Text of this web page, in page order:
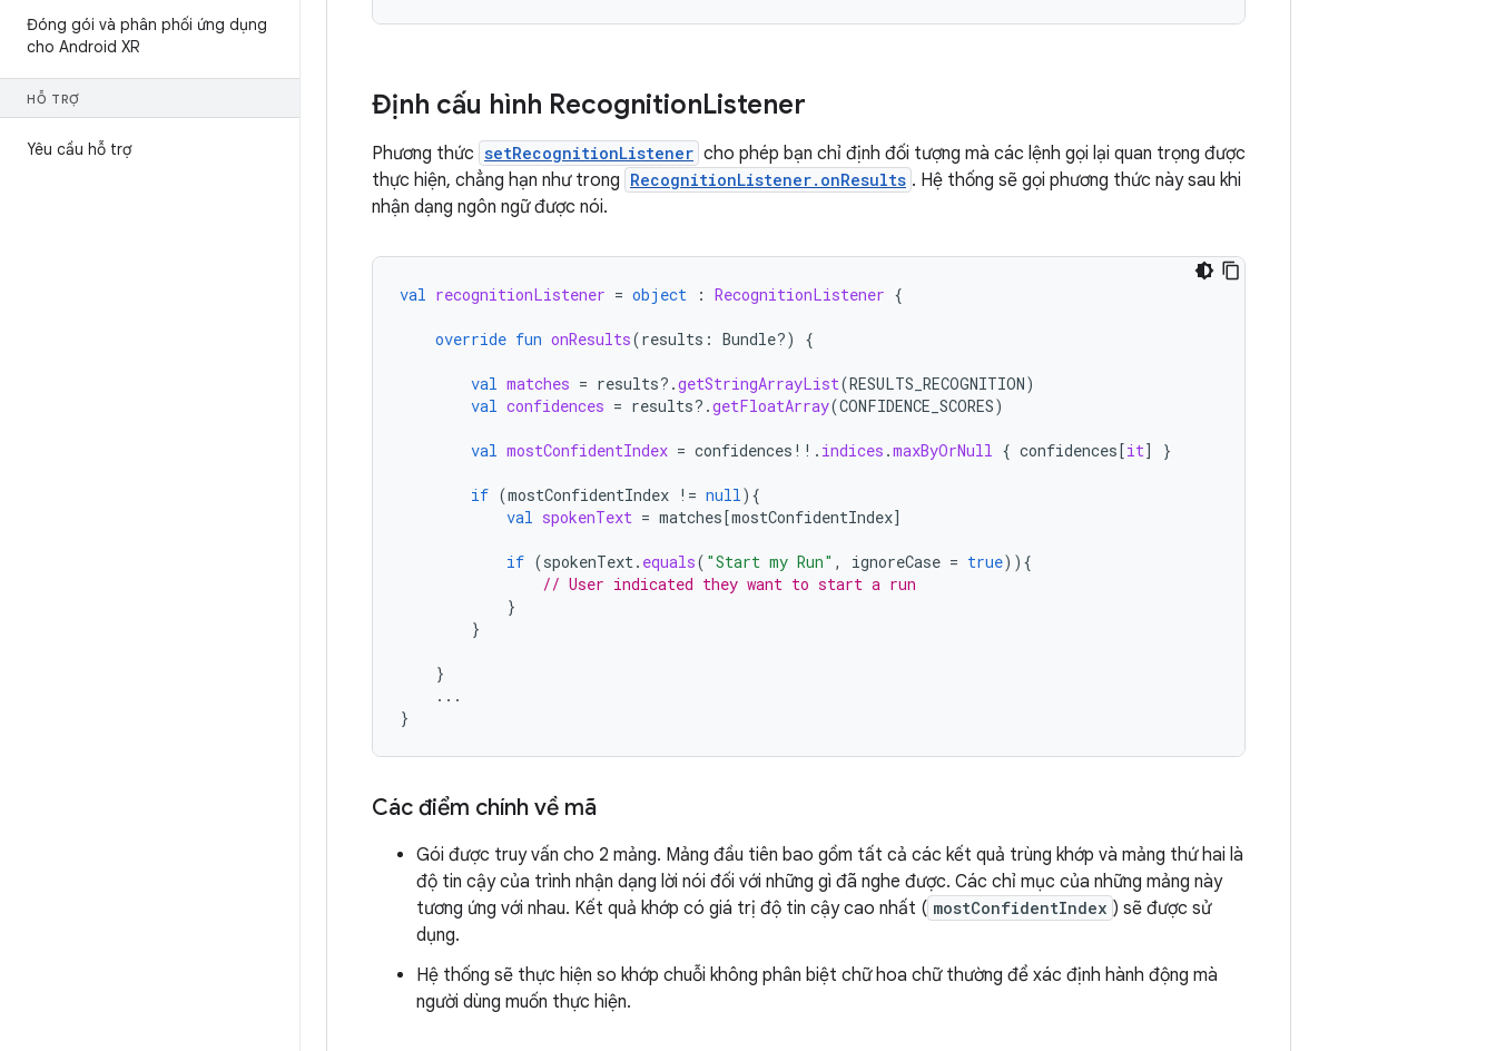
Đóng gói và phân phối ứng dụng
cho Android XR
HỖ TRỢ
Yêu cầu hỗ trợ
Định cấu hình RecognitionListener
Phương thức setRecognitionListener cho phép bạn chỉ định đối tượng mà các lệnh gọi lại quan trọng được
thực hiện, chẳng hạn như trong RecognitionListener.onResults . Hệ thống sẽ gọi phương thức này sau khi
nhận dạng ngôn ngữ được nói.
val recognitionListener = object : RecognitionListener {
override fun onResults(results : Bundle?) {
val matches = results?.getStringArrayList(RESULTS_RECOGNITION)
val confidences = results?.getFloatArray(CONFIDENCE_SCORES)
val mostConfidentIndex = confidences !! . indices .maxByOrNull { confidences[it] }
if (mostConfidentIndex != null){
val spokenText = matches[mostConfidentIndex]
if (spokenText. equals( "Start my Run" , ignoreCase = true)){
// User indicated they want to start a run
}
}
}
...
}
Các điểm chính về mã
Gói được truy vấn cho 2 mảng. Mảng đầu tiên bao gồm tất cả các kết quả trùng khớp và mảng thứ hai là
độ tin cậy của trình nhận dạng lời nói đối với những gì đã nghe được. Các chỉ mục của những mảng này
tương ứng với nhau. Kết quả khớp có giá trị độ tin cậy cao nhất ( mostConfidentIndex ) sẽ được sử
dụng.
Hệ thống sẽ thực hiện so khớp chuỗi không phân biệt chữ hoa chữ thường để xác định hành động mà
người dùng muốn thực hiện.